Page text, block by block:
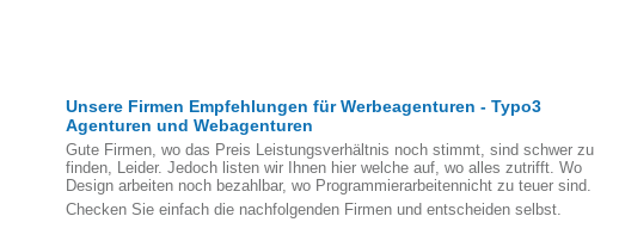
Unsere Firmen Empfehlungen für Werbeagenturen - Typo3
Agenturen und Webagenturen
Gute Firmen, wo das Preis Leistungsverhältnis noch stimmt, sind schwer zu
finden, Leider. Jedoch listen wir Ihnen hier welche auf, wo alles zutrifft. Wo
Design arbeiten noch bezahlbar, wo Programmierarbeitennicht zu teuer sind.
Checken Sie einfach die nachfolgenden Firmen und entscheiden selbst.